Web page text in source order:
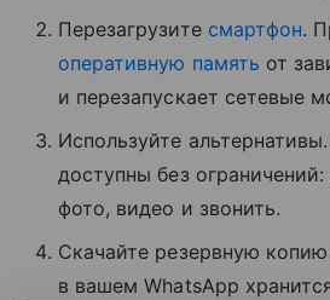
Перезагрузите смартфон.
оперативную память от
и перезапускает сетевые
Используйте
доступны без
фото, видео и звонить.
Скачайте резервную
в вашем WhatsApp